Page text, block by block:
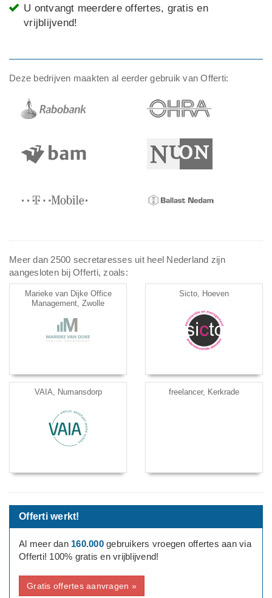
U ontvangt meerdere offertes, gratis en
vrijblijvend!
Deze bedrijven maakten al eerder gebruik van Offerti:
Meer dan 2500 secretaresses uit heel Nederland zijn
aangesloten bij Offerti, zoals:
Marieke van Dijke Office
Management, Zwolle
Sicto, Hoeven
VAIA, Numansdorp freelancer, Kerkrade
Offerti werkt!
Al meer dan 160.000gebruikers vroegen offertes aan via
Offerti! 100% gratis en vrijblijvend!
Gratis offertes aanvragen »